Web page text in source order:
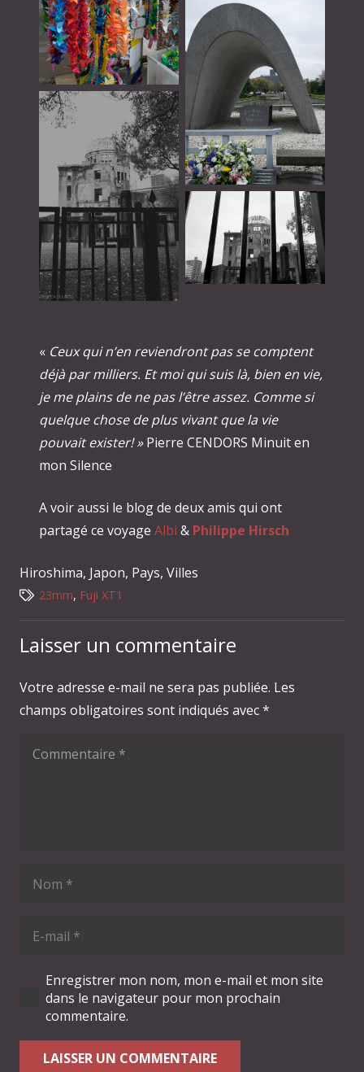
« Ceux qui n’en reviendront pas se comptent
déjà par milliers. Et moi qui suis là, bien en vie,
je me plains de ne pas l’être assez. Comme si
quelque chose de plus vivant que la vie
pouvait exister! »Pierre CENDORS Minuit en
mon Silence
A voir aussi le blog de deux amis qui ont
partagé ce voyage Albi & Philippe Hirsch
Hiroshima, Japon, Pays, Villes
23mm, Fuji XT1
Laisser un commentaire
Votre adresse e-mail ne sera pas publiée. Les
champs obligatoires sont indiqués avec*
Enregistrer mon nom, mon e-mail et mon site
dans le navigateur pour mon prochain
commentaire.
LAISSER UN COMMENTAIRE